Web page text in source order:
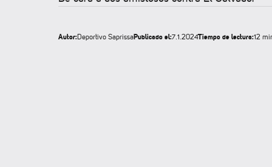
Autor:Deportivo SaprissaPublicado el:7.1.2024Tiempo de lectura:12